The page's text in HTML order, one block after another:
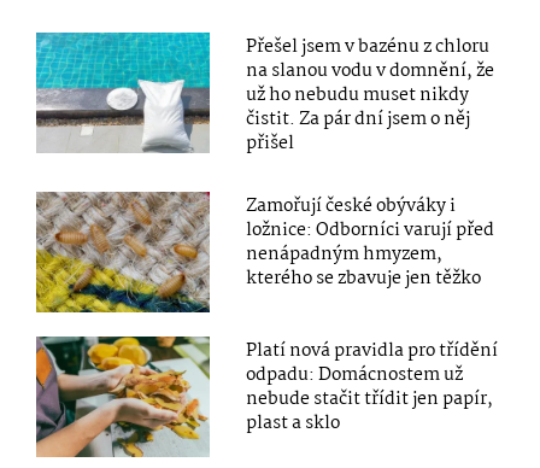
Přešel jsem v bazénu z chloru
na slanou vodu v domnění, že
už ho nebudu muset nikdy
čistit. Za pár dní jsem o něj
přišel
Zamořují české obýváky i
ložnice: Odborníci varují před
nenápadným hmyzem,
kterého se zbavuje jen těžko
Platí nová pravidla pro třídění
odpadu: Domácnostem už
nebude stačit třídit jen papír,
plast a sklo